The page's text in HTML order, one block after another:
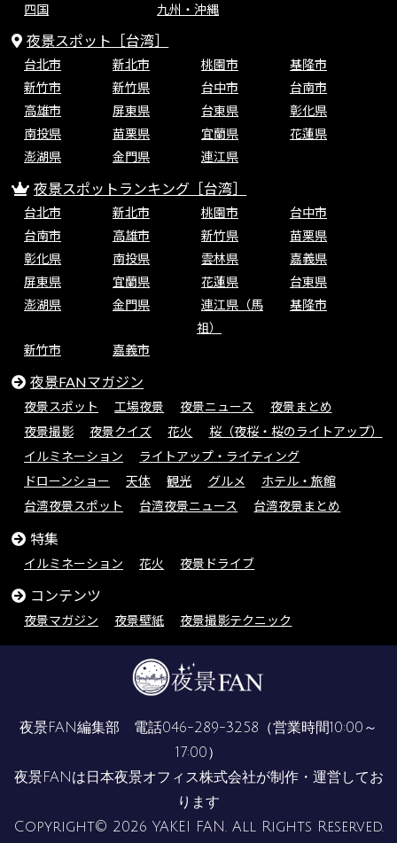
四国
九州・沖縄
夜景スポット［台湾］
台北市 新北市 桃園市
基隆市
新竹市
新竹県 台中市
台南市
高雄市
屏東県 台東県
彰化県
南投県
苗栗県 宜蘭県
花蓮県
澎湖県
金門県 連江県
夜景スポットランキング［台湾］
台北市 新北市 桃園市
台中市
台南市
高雄市 新竹県
苗栗県
彰化県
南投県 雲林県
嘉義県
屏東県
宜蘭県 花蓮県
台東県
澎湖県
金門県
連江県（馬
祖）
基隆市
新竹市 嘉義市
夜景FANマガジン
夜景スポット 工場夜景 夜景ニュース
夜景まとめ
夜景撮影
夜景クイズ 花火
桜（夜桜・桜のライトアップ）
イルミネーション
ライトアップ・ライティング
ドローンショー
天体 観光 グルメ
ホテル・旅館
台湾夜景スポット
台湾夜景ニュース 台湾夜景まとめ
特集
イルミネーション 花火 夜景ドライブ
コンテンツ
夜景マガジン 夜景壁紙 夜景撮影テクニック
夜景FAN編集部 電話046-289-3258 （営業時間10:00～
17:00）
夜景FANは 日本夜景オフィス株式会社が制作・運営してお
ります
Copyright© 2026 YAKEI FAN. All Rights Reserved.